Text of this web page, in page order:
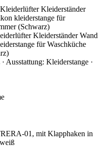
Kleiderständer Wand
für Waschküche
Ausstattung: Kleiderstange ·